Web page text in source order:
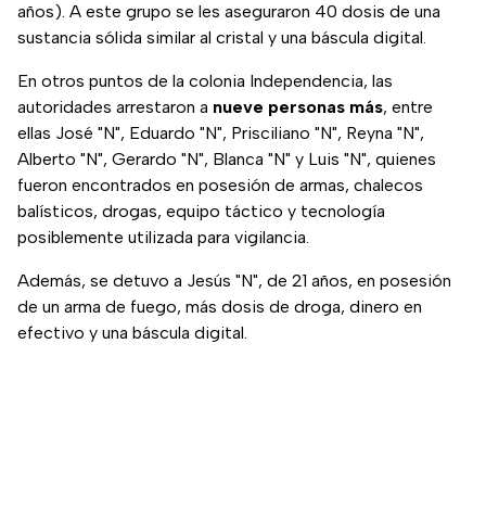
años). A este grupo se les aseguraron 40 dosis de una
sustancia sólida similar al cristal y una báscula digital.
En otros puntos de la colonia Independencia, las
autoridades arrestaron a nueve personas más, entre
ellas José "N", Eduardo "N", Prisciliano "N", Reyna "N",
Alberto "N", Gerardo "N", Blanca "N" y Luis "N", quienes
fueron encontrados en posesión de armas, chalecos
balísticos, drogas, equipo táctico y tecnología
posiblemente utilizada para vigilancia.
Además, se detuvo a Jesús "N", de 21 años, en posesión
de un arma de fuego, más dosis de droga, dinero en
efectivo y una báscula digital.